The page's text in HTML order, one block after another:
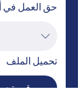
حق العمل في
تحميل الملف
قم